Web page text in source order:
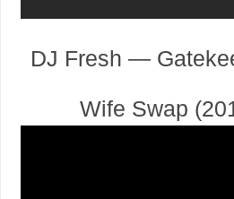
DJ Fresh —
Wife Swap